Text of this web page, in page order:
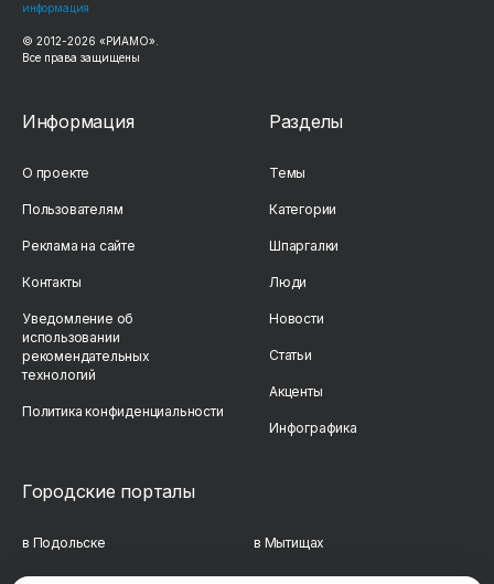
информация
© 2012-2026 «РИАМО».
Все права защищены
Информация
О проекте
Пользователям
Реклама на сайте
Контакты
Уведомление об
использовании
рекомендательных
технологий
Политика конфиденциальности
Разделы
Темы
Категории
Шпаргалки
Люди
Новости
Статьи
Акценты
Инфографика
Городские порталы
в Подольске в Мытищах